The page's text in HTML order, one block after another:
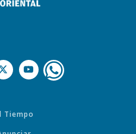
Tiempo